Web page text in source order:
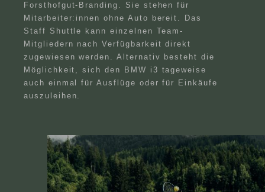
Forsthofgut-Branding. Sie stehen für
Mitarbeiter:innen ohne Auto bereit. Das
Staff Shuttle kann einzelnen Team-
Mitgliedern nach Verfügbarkeit direkt
zugewiesen werden. Alternativ besteht die
Möglichkeit, sich den BMW i3 tageweise
auch einmal für Ausflüge oder für Einkäufe
auszuleihen.